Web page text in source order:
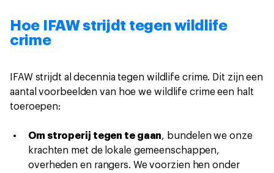
Hoe IFAW strijdt tegen wildlife
crime
IFAW strijdt al decennia tegen wildlife crime. Dit zijn een
aantal voorbeelden van hoe we wildlife crime een halt
toeroepen:
Om stroperij tegen te gaan, bundelen we onze
krachten met de lokale gemeenschappen,
overheden en rangers. We voorzien hen onder